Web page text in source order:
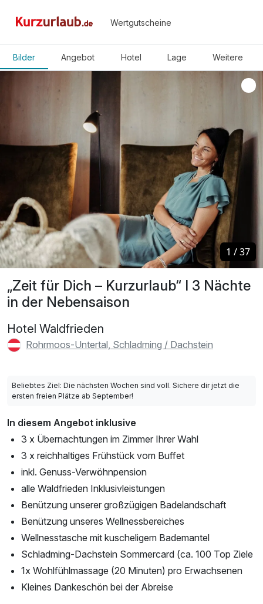
Wertgutscheine
Bilder Angebot Hotel Lage Weitere
„Zeit für Dich – Kurzurlaub“ I 3 Nächte
in der Nebensaison
Hotel Waldfrieden
Rohrmoos-Untertal, Schladming / Dachstein
1 /37
1 /37
Beliebtes Ziel: Die nächsten Wochen sind voll. Sichere dir jetzt die
ersten freien Plätze ab September!
In diesem Angebot inklusive
3 x Übernachtungen im Zimmer Ihrer Wahl
3 x reichhaltiges Frühstück vom Buffet
inkl. Genuss-Verwöhnpension
alle Waldfrieden Inklusivleistungen
Benützung unserer großzügigen Badelandschaft
Benützung unseres Wellnessbereiches
Wellnesstasche mit kuscheligem Bademantel
Schladming-Dachstein Sommercard (ca. 100 Top Ziele
1x Wohlfühlmassage (20 Minuten) pro Erwachsenen
Kleines Dankeschön bei der Abreise